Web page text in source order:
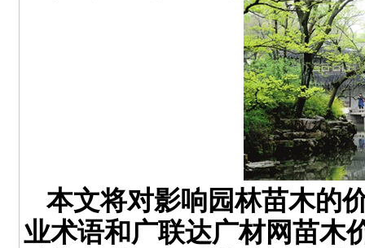
本文将对影响园林苗木的
业术语和广联达广材网苗木